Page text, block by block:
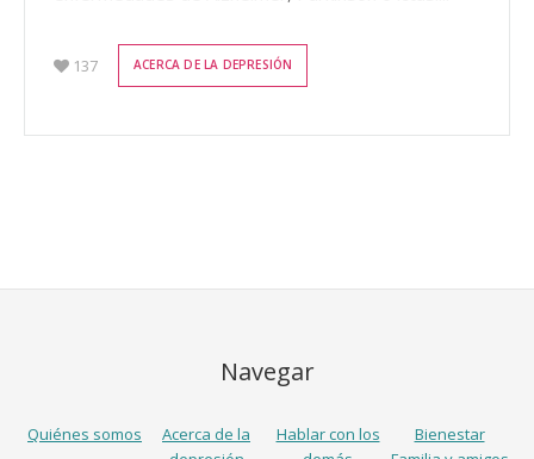
137 ACERCA DE LA DEPRESIÓN
Navegar
Quiénes somos
Acerca de la
Hablar con los
Bienestar